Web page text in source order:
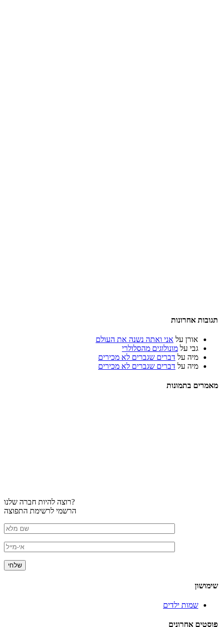
תגובות אחרונות
אורן על אני ואתה נשנה את העולם
גבי על מונולוגים מהסלולרי
מיה על דברים שגברים לא מכירים
מיה על דברים שגברים לא מכירים
מאמרים בתמונות
רוצה להיות חברה שלנו?
הרשמי לרשימת התפוצה
שימושון
שמות ילדים
פוסטים אחרונים